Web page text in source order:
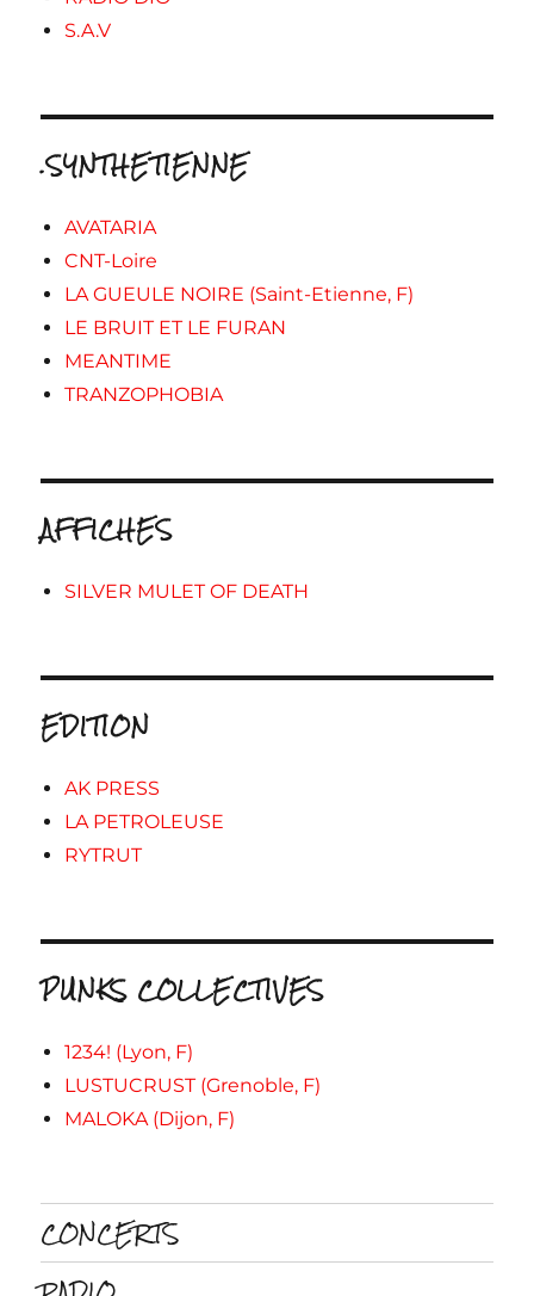
S.A.V
.SYNTHETIENNE
AVATARIA
CNT-Loire
LA GUEULE NOIRE (Saint-Etienne, F)
LE BRUIT ET LE FURAN
MEANTIME
TRANZOPHOBIA
AFFICHES
SILVER MULET OF DEATH
EDITION
AK PRESS
LA PETROLEUSE
RYTRUT
PUNKS COLLECTIVES
1234! (Lyon, F)
LUSTUCRUST (Grenoble, F)
MALOKA (Dijon, F)
CONCERTS